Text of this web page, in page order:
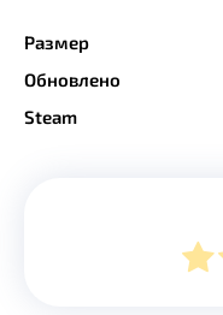
Размер
Обновлено
Steam